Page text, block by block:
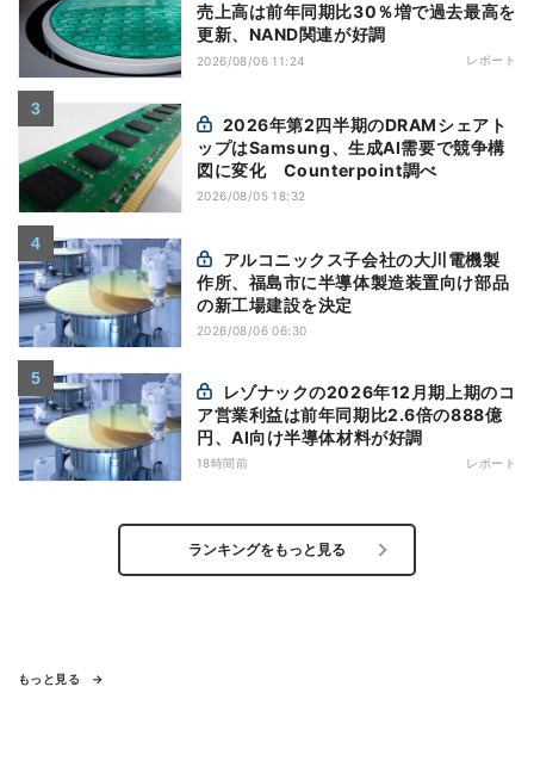
売上高は前年同期比30％増で過去最高を
更新、NAND関連が好調
2026/08/06 11:24 レポート
ップはSamsung、生成AI需要で競争構
図に変化 Counterpoint調べ
2026/08/05 18:32
作所、福島市に半導体製造装置向け部品
の新工場建設を決定
2026/08/06 06:30
ア営業利益は前年同期比2.6倍の888億
円、AI向け半導体材料が好調
18時間前 レポート
ランキングをもっと見る
もっと見る